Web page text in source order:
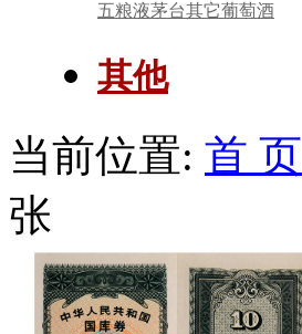
五粮液茅台其它葡萄酒
其他
当前位置: 首 页
张